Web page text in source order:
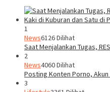
1
News6126 Dilihat
Saat Menjalankan Tugas,
2
News4060 Dilihat
Posting Konten Porno,
3